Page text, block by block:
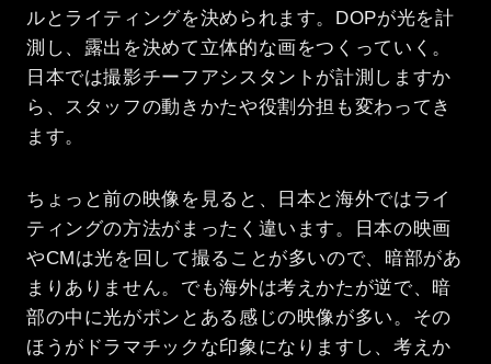
ルとライティングを決められます。DOPが光を計
測し、露出を決めて立体的な画をつくっていく。
日本では撮影チーフアシスタントが計測しますか
ら、スタッフの動きかたや役割分担も変わってき
ます。
ちょっと前の映像を見ると、日本と海外ではライ
ティングの方法がまったく違います。日本の映画
やCMは光を回して撮ることが多いので、暗部があ
まりありません。でも海外は考えかたが逆で、暗
部の中に光がポンとある感じの映像が多い。その
ほうがドラマチックな印象になりますし、考えか